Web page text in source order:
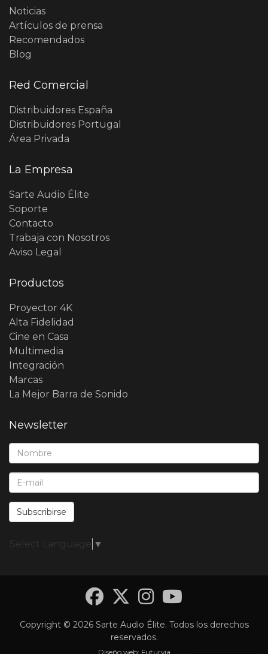
Noticias
Artículos de prensa
Recomendados
Blog
Red Comercial
Distribuidores España
Distribuidores Portugal
Área Privada
La Empresa
Sarte Audio Élite
Soporte
Contacto
Trabaja con Nosotros
Aviso Legal
Productos
Proyector 4K
Alta Fidelidad
Cine en Casa
Multimedia
Integración
Marcas
La Mejor Barra de Sonido
Newsletter
Nombre*:
E-Mail*:
Subscribirse
Select Language ▼
Facebook
Twitter
Copyright © 2026 Sarte Audio Élite. Todos los derechos
reservados.
Diseño web: Futurvia